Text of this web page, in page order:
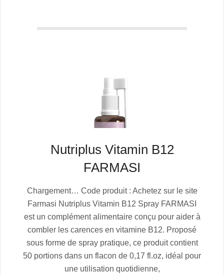
Nutriplus Vitamin B12
FARMASI
07-
05
Chargement… Code produit : Achetez sur le site
Farmasi Nutriplus Vitamin B12 Spray FARMASI
est un complément alimentaire conçu pour aider à
combler les carences en vitamine B12. Proposé
sous forme de spray pratique, ce produit contient
50 portions dans un flacon de 0,17 fl.oz, idéal pour
une utilisation quotidienne,